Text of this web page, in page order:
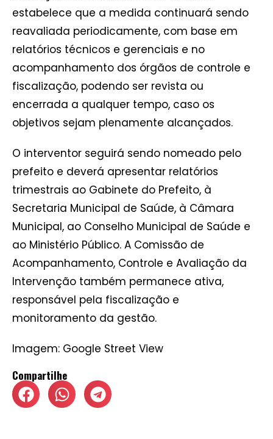
estabelece que a medida continuará sendo
reavaliada periodicamente, com base em
relatórios técnicos e gerenciais e no
acompanhamento dos órgãos de controle e
fiscalização, podendo ser revista ou
encerrada a qualquer tempo, caso os
objetivos sejam plenamente alcançados.
O interventor seguirá sendo nomeado pelo
prefeito e deverá apresentar relatórios
trimestrais ao Gabinete do Prefeito, à
Secretaria Municipal de Saúde, à Câmara
Municipal, ao Conselho Municipal de Saúde e
ao Ministério Público. A Comissão de
Acompanhamento, Controle e Avaliação da
Intervenção também permanece ativa,
responsável pela fiscalização e
monitoramento da gestão.
Imagem: Google Street View
Compartilhe